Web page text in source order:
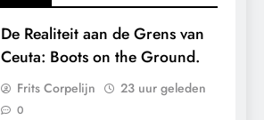
De Realiteit aan de Grens van
Ceuta: Boots on the Ground.
Frits Corpelijn 23 uur geleden
0